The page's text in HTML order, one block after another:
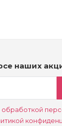
наших
обработкой